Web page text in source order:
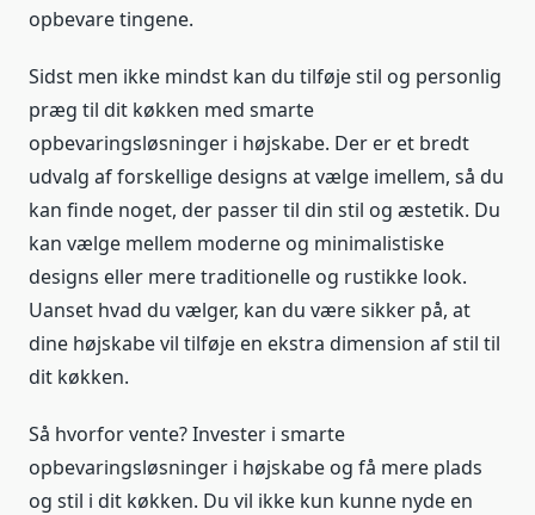
opbevare tingene.
Sidst men ikke mindst kan du tilføje stil og personlig
præg til dit køkken med smarte
opbevaringsløsninger i højskabe. Der er et bredt
udvalg af forskellige designs at vælge imellem, så du
kan finde noget, der passer til din stil og æstetik. Du
kan vælge mellem moderne og minimalistiske
designs eller mere traditionelle og rustikke look.
Uanset hvad du vælger, kan du være sikker på, at
dine højskabe vil tilføje en ekstra dimension af stil til
dit køkken.
Så hvorfor vente? Invester i smarte
opbevaringsløsninger i højskabe og få mere plads
og stil i dit køkken. Du vil ikke kun kunne nyde en